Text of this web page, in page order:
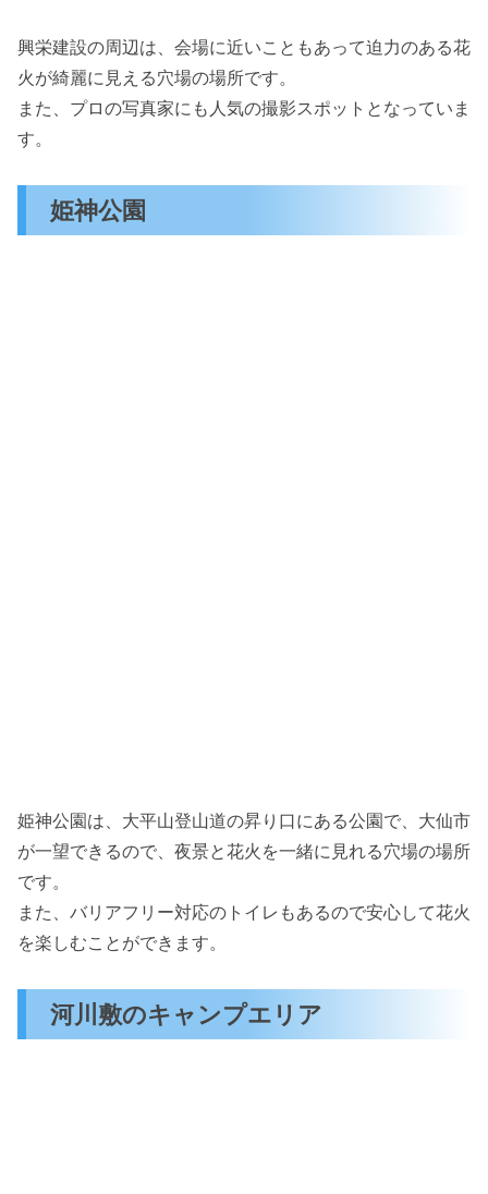
興栄建設の周辺は、会場に近いこともあって迫力のある花
火が綺麗に見える穴場の場所です。
また、プロの写真家にも人気の撮影スポットとなっていま
す。
姫神公園
姫神公園は、大平山登山道の昇り口にある公園で、大仙市
が一望できるので、夜景と花火を一緒に見れる穴場の場所
です。
また、バリアフリー対応のトイレもあるので安心して花火
を楽しむことができます。
河川敷のキャンプエリア